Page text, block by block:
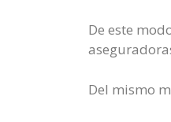
De este
Del mismo